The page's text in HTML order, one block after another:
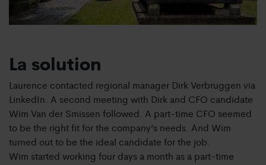
La solution
Laurence contacted regional manager Dirk Verbruggen via
LinkedIn. A second meeting with Dirk and CFO candidate
Wim Van der Smissen followed. A part-time CFO seemed
to be the right fit for the company’s needs. And Wim
turned out to be the ideal candidate for the job.
Wim started working four days a month as a part-time